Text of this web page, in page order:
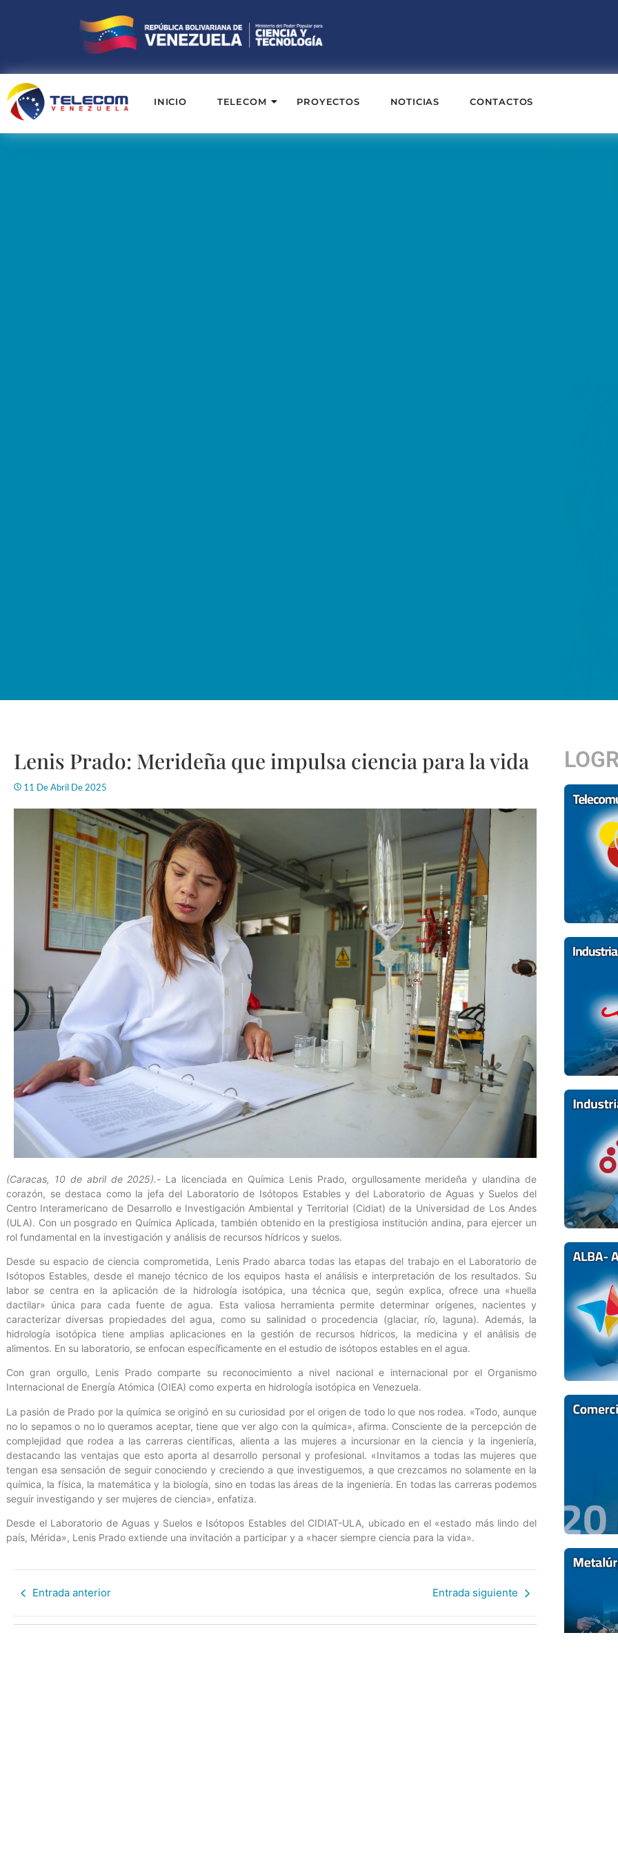
INICIO TELECOM PROYECTOS NOTICIAS CONTACTOS
Lenis Prado: Merideña que impulsa ciencia para la vida
11 De Abril De 2025
(Caracas, 10 de abril de 2025).- La licenciada en Química Lenis Prado, orgullosamente merideña y ulandina de
corazón, se destaca como la jefa del Laboratorio de Isótopos Estables y del Laboratorio de Aguas y Suelos del
Centro Interamericano de Desarrollo e Investigación Ambiental y Territorial (Cidiat) de la Universidad de Los Andes
(ULA). Con un posgrado en Química Aplicada, también obtenido en la prestigiosa institución andina, para ejercer un
rol fundamental en la investigación y análisis de recursos hídricos y suelos.
Desde su espacio de ciencia comprometida, Lenis Prado abarca todas las etapas del trabajo en el Laboratorio de
Isótopos Estables, desde el manejo técnico de los equipos hasta el análisis e interpretación de los resultados. Su
labor se centra en la aplicación de la hidrología isotópica, una técnica que, según explica, ofrece una «huella
dactilar» única para cada fuente de agua. Esta valiosa herramienta permite determinar orígenes, nacientes y
caracterizar diversas propiedades del agua, como su salinidad o procedencia (glaciar, río, laguna). Además, la
hidrología isotópica tiene amplias aplicaciones en la gestión de recursos hídricos, la medicina y el análisis de
alimentos. En su laboratorio, se enfocan específicamente en el estudio de isótopos estables en el agua.
Con gran orgullo, Lenis Prado comparte su reconocimiento a nivel nacional e internacional por el Organismo
Internacional de Energía Atómica (OIEA) como experta en hidrología isotópica en Venezuela.
La pasión de Prado por la química se originó en su curiosidad por el origen de todo lo que nos rodea. «Todo, aunque
no lo sepamos o no lo queramos aceptar, tiene que ver algo con la química», afirma. Consciente de la percepción de
complejidad que rodea a las carreras científicas, alienta a las mujeres a incursionar en la ciencia y la ingeniería,
destacando las ventajas que esto aporta al desarrollo personal y profesional. «Invitamos a todas las mujeres que
tengan esa sensación de seguir conociendo y creciendo a que investiguemos, a que crezcamos no solamente en la
química, la física, la matemática y la biología, sino en todas las áreas de la ingeniería. En todas las carreras podemos
seguir investigando y ser mujeres de ciencia», enfatiza.
Desde el Laboratorio de Aguas y Suelos e Isótopos Estables del CIDIAT-ULA, ubicado en el «estado más lindo del
país, Mérida», Lenis Prado extiende una invitación a participar y a «hacer siempre ciencia para la vida».
Entrada anterior Entrada siguiente